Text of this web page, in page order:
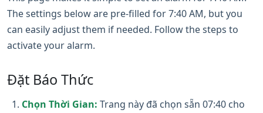
The settings below are pre-filled for 7:40 AM, but you
can easily adjust them if needed. Follow the steps to
activate your alarm.
Đặt Báo Thức
Chọn Thời Gian: Trang này đã chọn sẵn 07:40 cho